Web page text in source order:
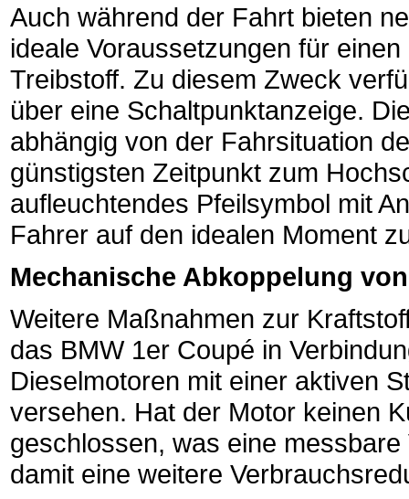
Auch während der Fahrt bieten
ideale Voraussetzungen für
Treibstoff. Zu diesem Zweck
über eine Schaltpunktanzeige.
abhängig von der Fahrsituation
günstigsten Zeitpunkt zum
aufleuchtendes Pfeilsymbol mit
Fahrer auf den idealen Moment
Mechanische Abkoppelung
Weitere Maßnahmen zur
das BMW 1er Coupé in
Dieselmotoren mit einer aktiven
versehen. Hat der Motor keinen
geschlossen, was eine
damit eine weitere